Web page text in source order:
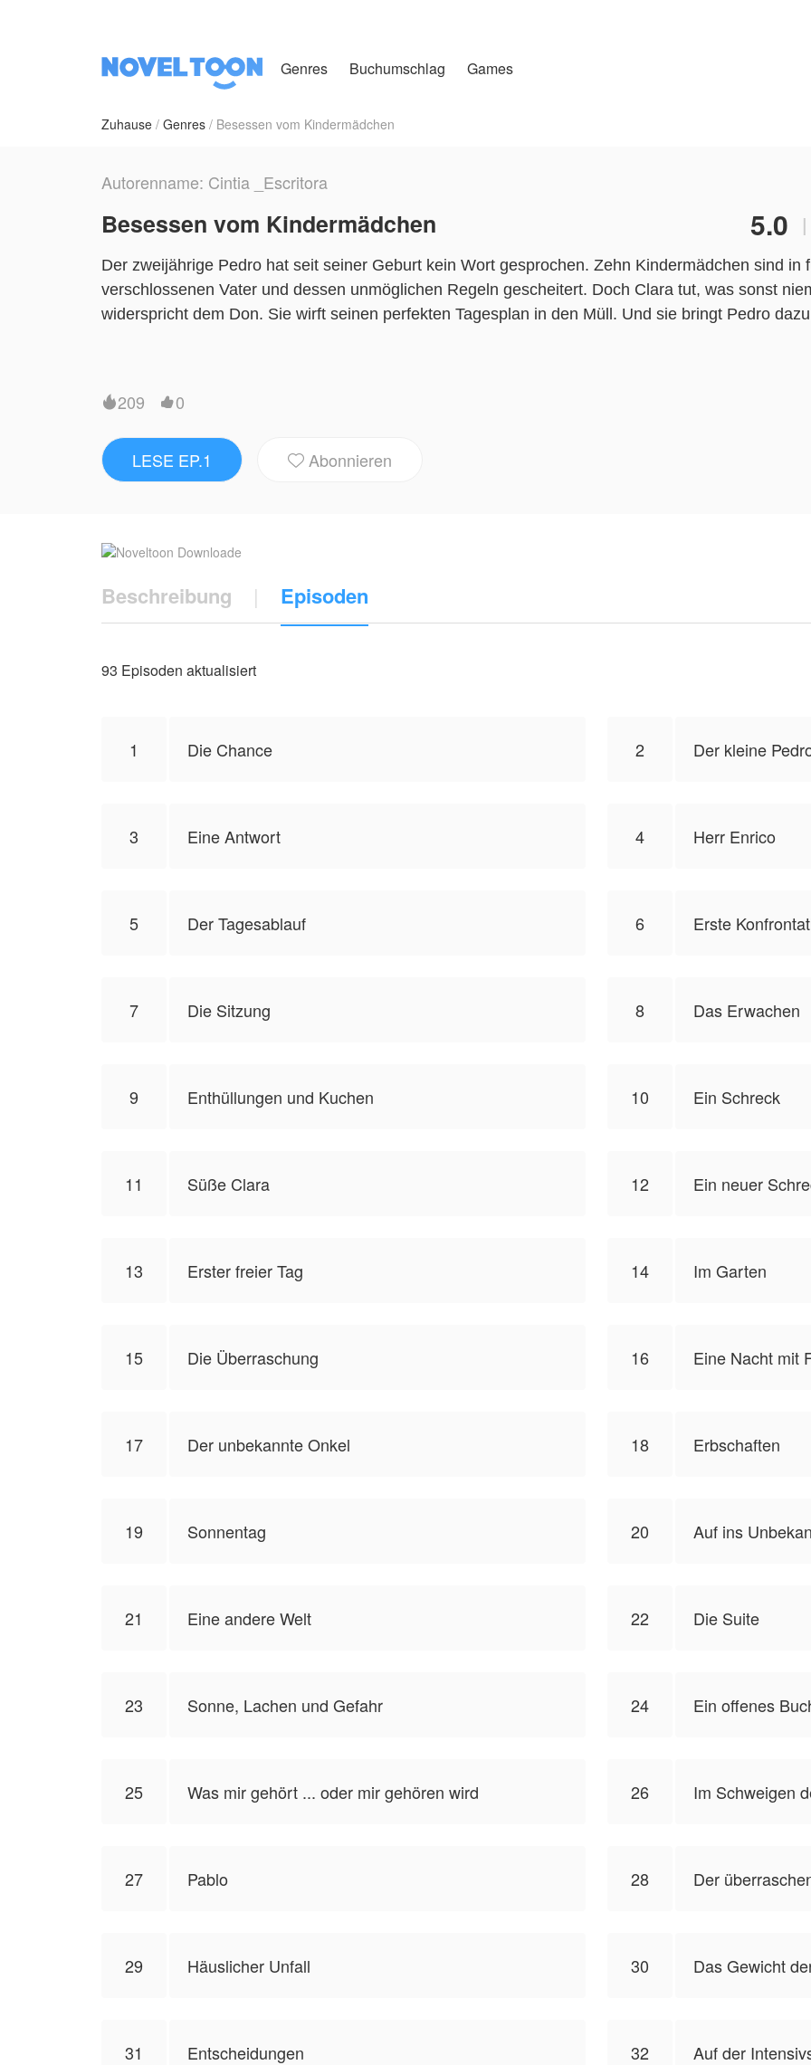
Genres Buchumschlag Games
Zuhause Genres Besessen vom Kindermädchen
Autorenname: Cintia _Escritora
Besessen vom Kindermädchen 5.0 |
Der zweijährige Pedro hat seit seiner Geburt kein Wort gesprochen. Zehn Kindermädchen sind in
verschlossenen Vater und dessen unmöglichen Regeln gescheitert. Doch Clara tut, was sonst
widerspricht dem Don. Sie wirft seinen perfekten Tagesplan in den Müll. Und sie bringt Pedro
und dem Sturkopf entzieht sich seinem Zugriff — und wird dabei zur einzigen Person, die er nicht
Obsession beginnt, wird zum Kampf um Vertrauen, als Clara ein Geheimnis entdeckt, das alles
Vertrag, der sie an Enrico bindet. Für immer.
209 0
LESE EP.1  Abonnieren
Beschreibung | Episoden
93 Episoden aktualisiert
1 Die Chance 2 Der kleine
3 Eine Antwort 4 Herr Enrico
5 Der Tagesablauf 6 Erste
7 Die Sitzung 8 Das Erwachen
9 Enthüllungen und Kuchen 10 Ein Schreck
11 Süße Clara 12 Ein neuer
13 Erster freier Tag 14 Im Garten
15 Die Überraschung 16 Eine Nacht mit
17 Der unbekannte Onkel 18 Erbschaften
19 Sonnentag 20 Auf ins
21 Eine andere Welt 22 Die Suite
23 Sonne, Lachen und Gefahr 24 Ein offenes
25 Was mir gehört ... oder mir gehören wird 26 Im Schweigen
27 Pablo 28 Der
29 Häuslicher Unfall 30 Das Gewicht
31 Entscheidungen 32 Auf der